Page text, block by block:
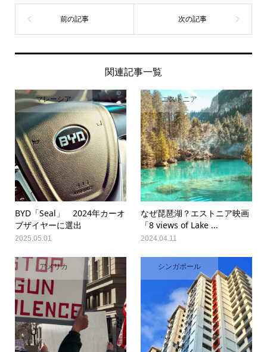
関連記事一覧
マレーシア
BYD「Seal」 2024年カーオ
ブザイヤーに選出
2025.05.01
エストニア
なぜ琵琶湖？エストニア映画
「8 views of Lake ...
2024.04.11
アメリカ シンガポール